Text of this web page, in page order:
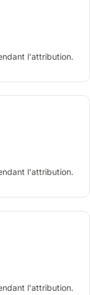
l'attribution.
l'attribution.
l'attribution.